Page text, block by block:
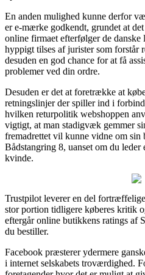
En anden mulighed kunne derfor
er e-mærke godkendt, grundet at
online firmaet efterfølger de
hyppigt tilses af jurister som forstår
desuden en god chance for at få
problemer ved din ordre.
Desuden er det at foretrække at
retningslinjer der spiller ind i
hvilken returpolitik webshoppen
vigtigt, at man stadigvæk gemmer
fremadrettet vil kunne vidne om
Bådstangring 8, uanset om du
kvinde.
Trustpilot leverer en del
stor portion tidligere køberes kritik
eftergår online butikkens ratings af
du bestiller.
Facebook præsterer ydermere
i internet selskabets troværdighed.